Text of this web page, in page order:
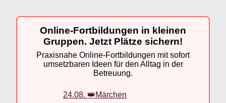
Online-Fortbildungen in kleinen
Gruppen. Jetzt Plätze sichern!
Praxisnahe Online-Fortbildungen mit sofort
umsetzbaren Ideen für den Alltag in der
Betreuung.
24.08. 👑Märchen